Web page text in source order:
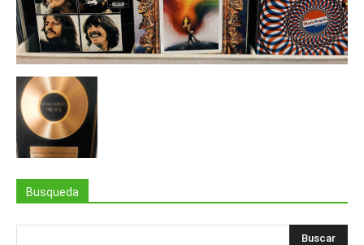
Busqueda